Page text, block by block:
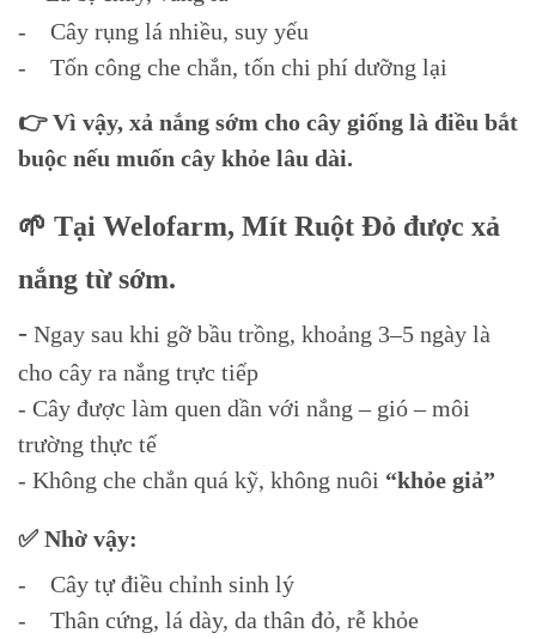
- Cây rụng lá nhiều, suy yếu
- Tốn công che chắn, tốn chi phí dưỡng lại
👉 Vì vậy, xả nắng sớm cho cây giống là điều bắt
buộc nếu muốn cây khỏe lâu dài.
🌱 Tại Welofarm, Mít Ruột Đỏ được xả
nắng từ sớm.
- Ngay sau khi gỡ bầu trồng, khoảng 3–5 ngày là
cho cây ra nắng trực tiếp
- Cây được làm quen dần với nắng – gió – môi
trường thực tế
- Không che chắn quá kỹ, không nuôi “khỏe giả”
✅ Nhờ vậy:
- Cây tự điều chỉnh sinh lý
- Thân cứng, lá dày, da thân đỏ, rễ khỏe